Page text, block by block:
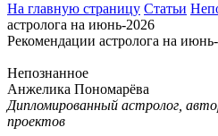
На главную страницу Статьи
астролога на июнь-2026
Рекомендации астролога на
Непознанное
Анжелика Пономарёва
Дипломированный астролог,
проектов